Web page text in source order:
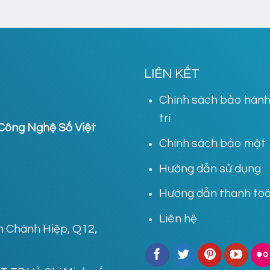
Nghệ Số Việt
Chánh Hiệp, Q12,
LIÊN KẾT
Chính sách bảo
trì
Chính sách bảo mật
Hướng dẫn sử dụng
Hướng dẫn thanh
Liên hệ